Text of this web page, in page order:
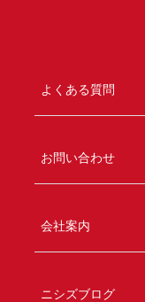
よくある質問
お問い合わせ
会社案内
ニシズブログ